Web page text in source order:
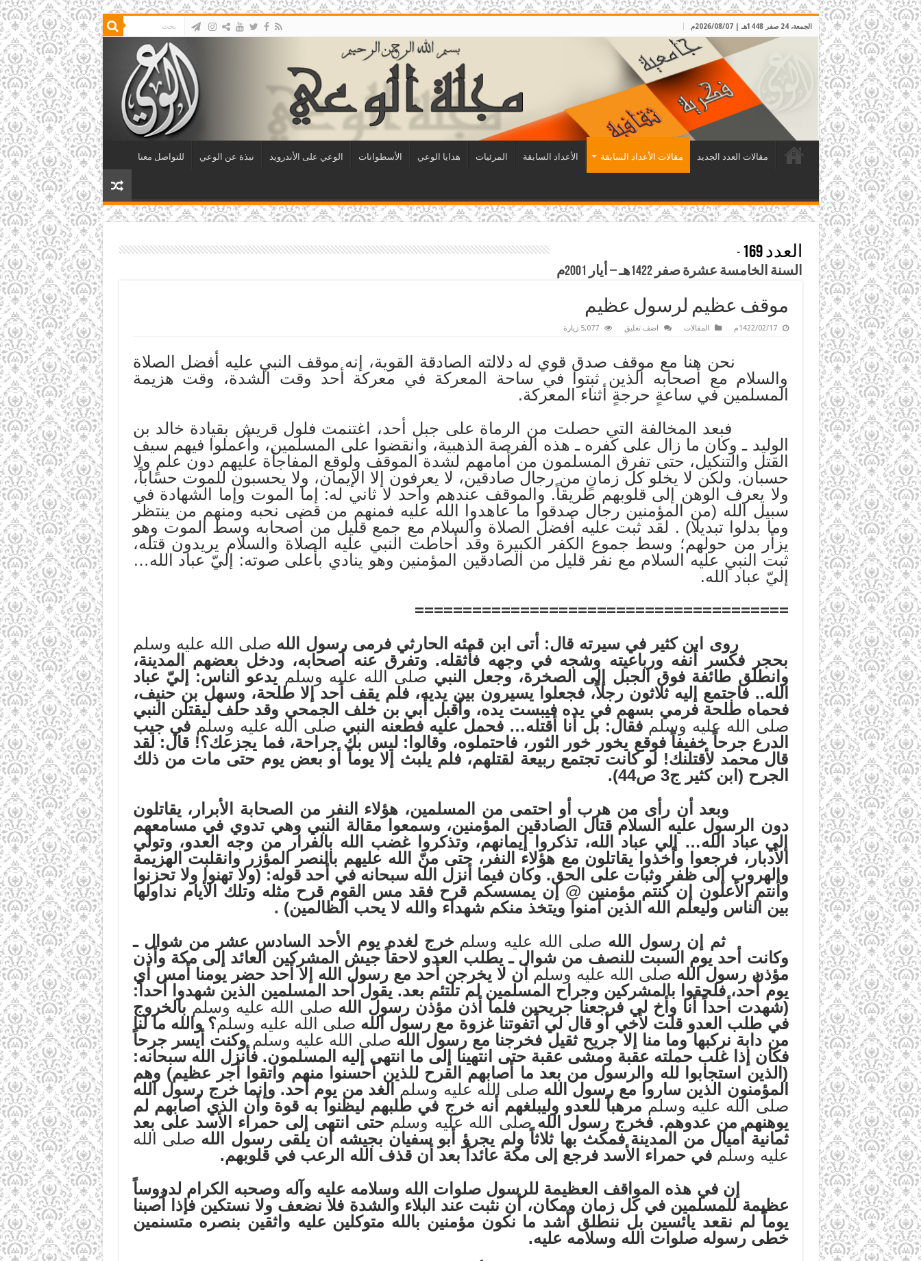
الجمعة، 24 صفر 1448هـ | 2026/08/07م
مقالات العدد الجديد مقالات الأعداد السابقة الأعداد السابقة المرئيات هدايا الوعي الأسطوانات الوعي على الأندرويد نبذة عن الوعي للتواصل معنا
العدد 169
-
السنة الخامسة عشرة صفر 1422هـ – أيار 2001م
موقف عظيم لرسول عظيم
1422/02/17م المقالات اضف تعليق 5,077 زيارة
نحن هنا مع موقف صدق قوي له دلالته الصادقة القوية، إنه موقف النبي عليه أفضل الصلاة
والسلام مع أصحابه الذين ثبتوا في ساحة المعركة في معركة أحد وقت الشدة، وقت هزيمة
المسلمين في ساعةٍ حرجةٍ أثناء المعركة.
فبعد المخالفة التي حصلت من الرماة على جبل أحد، اغتنمت فلول قريش بقيادة خالد بن
الوليد ـ وكان ما زال على كفره ـ هذه الفرصة الذهبية، وانقضوا على المسلمين، وأعملوا فيهم سيف
القتل والتنكيل، حتى تفرق المسلمون من أمامهم لشدة الموقف ولوقع المفاجأة عليهم دون علمٍ ولا
حسبان. ولكن لا يخلو كل زمانٍ من رجال صادقين، لا يعرفون إلا الإيمان، ولا يحسبون للموت حساباً،
ولا يعرف الوهن إلى قلوبهم طريقاً. والموقف عندهم واحد لا ثاني له: إما الموت وإما الشهادة في
سبيل الله (من المؤمنين رجال صدقوا ما عاهدوا الله عليه فمنهم من قضى نحبه ومنهم من ينتظر
وما بدلوا تبديلا) . لقد ثبت عليه أفضل الصلاة والسلام مع جمع قليل من أصحابه وسط الموت وهو
يزأر من حولهم؛ وسط جموع الكفر الكبيرة وقد أحاطت النبي عليه الصلاة والسلام يريدون قتله،
ثبت النبي عليه السلام مع نفر قليل من الصادقين المؤمنين وهو ينادي بأعلى صوته: إليّ عباد الله…
إليّ عباد الله.
=======================================
روى ابن كثير في سيرته قال: أتى ابن قمئه الحارثي فرمى رسول الله صلى الله عليه وسلم
بحجر فكسر أنفه ورباعيته وشجه في وجهه فأثقله. وتفرق عنه أصحابه، ودخل بعضهم المدينة،
وانطلق طائفة فوق الجبل إلى الصخرة، وجعل النبي صلى الله عليه وسلم يدعو الناس: إليّ عباد
الله.. فاجتمع إليه ثلاثون رجلاً، فجعلوا يسيرون بين يديه، فلم يقف أحد إلا طلحة، وسهل بن حنيف،
فحماه طلحة فرمي بسهم في يده فيبست يده، وأقبل أبي بن خلف الجمحي وقد حلف ليقتلن النبي
صلى الله عليه وسلم فقال: بل أنا أقتله… فحمل عليه فطعنه النبي صلى الله عليه وسلم في جيب
الدرع جرحاً خفيفاً فوقع يخور خور الثور، فاحتملوه، وقالوا: ليس بك جراحة، فما يجزعك؟! قال: لقد
قال محمد لأقتلنك! لو كانت تجتمع ربيعة لقتلهم، فلم يلبث إلا يوماً أو بعض يوم حتى مات من ذلك
الجرح (ابن كثير ج3 ص44).
وبعد أن رأى من هرب أو احتمى من المسلمين، هؤلاء النفر من الصحابة الأبرار، يقاتلون
دون الرسول عليه السلام قتال الصادقين المؤمنين، وسمعوا مقالة النبي وهي تدوي في مسامعهم
إلي عباد الله… إلي عباد الله، تذكروا إيمانهم، وتذكروا غضب الله بالفرار من وجه العدو، وتولي
الأدبار، فرجعوا وأخذوا يقاتلون مع هؤلاء النفر، حتى منّ الله عليهم بالنصر المؤزر وانقلبت الهزيمة
والهروب إلى ظفر وثبات على الحق. وكان فيما أنزل الله سبحانه في أحد قوله: (ولا تهنوا ولا تحزنوا
وأنتم الأعلون إن كنتم مؤمنين @ إن يمسسكم قرح فقد مس القوم قرح مثله وتلك الأيام نداولها
بين الناس وليعلم الله الذين آمنوا ويتخذ منكم شهداء والله لا يحب الظالمين) .
ثم إن رسول الله صلى الله عليه وسلم خرج لغده يوم الأحد السادس عشر من شوال ـ
وكانت أحد يوم السبت للنصف من شوال ـ يطلب العدو لاحقاً جيش المشركين العائد إلى مكة وأذن
مؤذن رسول الله صلى الله عليه وسلم أن لا يخرجن أحد مع رسول الله إلا أحد حضر يومنا أمس أي
يوم أُحد، فلحقوا بالمشركين وجراح المسلمين لم تلتئم بعد. يقول أحد المسلمين الذين شهدوا أحداً:
(شهدت أحداً أنا وأخ لي فرجعنا جريحين فلما أذن مؤذن رسول الله صلى الله عليه وسلم بالخروج
في طلب العدو قلت لأخي أو قال لي أتفوتنا غزوة مع رسول الله صلى الله عليه وسلم؟ والله ما لنا
من دابة نركبها وما منا إلا جريح ثقيل فخرجنا مع رسول الله صلى الله عليه وسلموكنت أيسر جرحاً
فكان إذا غلب حملته عقبة ومشى عقبة حتى انتهينا إلى ما انتهى إليه المسلمون. فأنزل الله سبحانه:
(الذين استجابوا لله والرسول من بعد ما أصابهم القرح للذين أحسنوا منهم واتقوا أجر عظيم) وهم
المؤمنون الذين ساروا مع رسول الله صلى الله عليه وسلم الغد من يوم أحد. وإنما خرج رسول الله
صلى الله عليه وسلممرهباً للعدو وليبلغهم أنه خرج في طلبهم ليظنوا به قوة وأن الذي أصابهم لم
يوهنهم من عدوهم. فخرج رسول اللهصلى الله عليه وسلم حتى انتهى إلى حمراء الأسد على بعد
ثمانية أميال من المدينة فمكث بها ثلاثاً ولم يجرؤ أبو سفيان بجيشه أن يلقى رسول الله صلى الله
عليه وسلم في حمراء الأسد فرجع إلى مكة عائداً بعد أن قذف الله الرعب في قلوبهم.
إن في هذه المواقف العظيمة للرسول صلوات الله وسلامه عليه وآله وصحبه الكرام لدروساً
عظيمة للمسلمين في كل زمان ومكان، أن نثبت عند البلاء والشدة فلا نضعف ولا نستكين فإذا أُصبنا
يوماً لم نقعد يائسين بل ننطلق أشد ما نكون مؤمنين بالله متوكلين عليه واثقين بنصره متسنمين
خطى رسوله صلوات الله وسلامه عليه.